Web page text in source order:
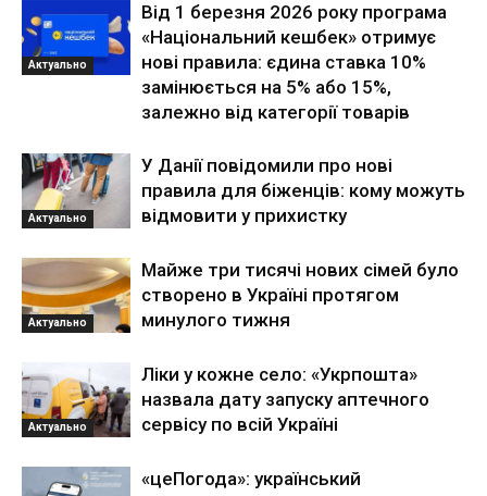
Актуально
Від 1 березня 2026 року програма
«Національний кешбек» отримує
нові правила: єдина ставка 10%
замінюється на 5% або 15%,
залежно від категорії товарів
Актуально
У Данії повідомили про нові
правила для біженців: кому можуть
відмовити у прихистку
Актуально
Майже три тисячі нових сімей було
створено в Україні протягом
минулого тижня
Актуально
Ліки у кожне село: «Укрпошта»
назвала дату запуску аптечного
сервісу по всій Україні
«цеПогода»: український